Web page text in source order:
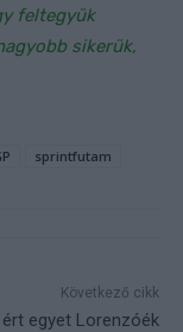
feltegyük
sikerük,
sprintfutam
Következő cikk
egyet Lorenzóék